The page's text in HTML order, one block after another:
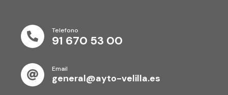

Telefono
91 670 53 00

Email
general@ayto-velilla.es